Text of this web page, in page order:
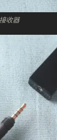
收器